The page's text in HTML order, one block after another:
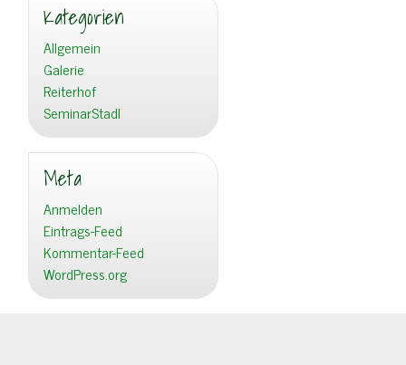
Kategorien
Allgemein
Galerie
Reiterhof
SeminarStadl
Meta
Anmelden
Eintrags-Feed
Kommentar-Feed
WordPress.org